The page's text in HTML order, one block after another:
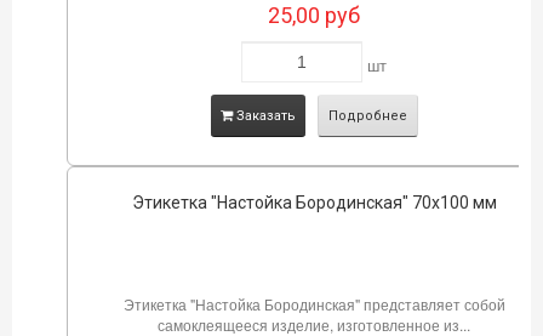
25,00 руб
шт
Заказать Подробнее
Этикетка "Настойка Бородинская" 70х100 мм
Этикетка "Настойка Бородинская" представляет собой
самоклеящееся изделие, изготовленное из...